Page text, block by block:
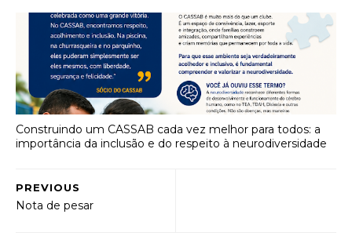
Construindo um CASSAB cada vez melhor para todos: a
importância da inclusão e do respeito à neurodiversidade
PREVIOUS
Nota de pesar